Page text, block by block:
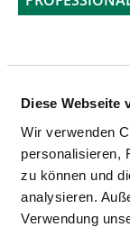
Diese Webseite
Wir verwenden
personalisieren,
zu können und
analysieren.
Verwendung
GROUP
Staff in direct
Staff not in
employment
Out-patient